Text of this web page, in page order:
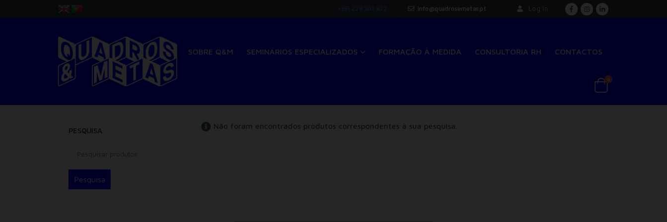
+351 228 301 302 info@quadrosemetas.pt Log In
SOBRE Q&M SEMINÁRIOS ESPECIALIZADOS FORMAÇÃO À MEDIDA CONSULTORIA RH CONTACTOS
0
Não foram encontrados produtos correspondentes à sua pesquisa.
PESQUISA
Pesquisa